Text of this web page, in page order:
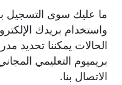
واستخدام بريدك
الحالات يمكننا تحديد
بريميوم التعليمي
الاتصال بنا.